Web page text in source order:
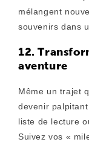
mélangent
souvenirs dans
12.
aventure
Même un trajet
devenir
liste de lecture
Suivez vos «